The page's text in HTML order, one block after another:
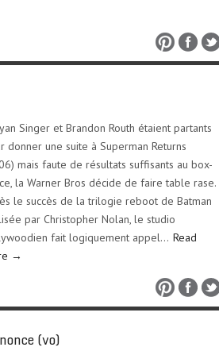
Singer et Brandon Routh étaient partants
donner une suite à Superman Returns
mais faute de résultats suffisants au box-
la Warner Bros décide de faire table rase.
le succès de la trilogie reboot de Batman
par Christopher Nolan, le studio
fait logiquement appel… Read
→
(vo)